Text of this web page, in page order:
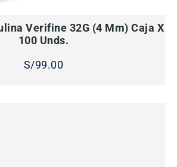
Verifine 32G (4 Mm) Caja X
100 Unds.
S/99.00